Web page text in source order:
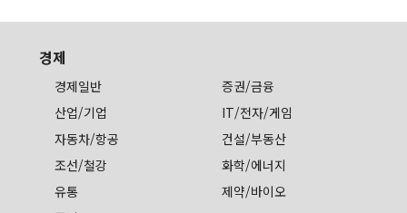
경제
경제일반
증권/금융
산업/기업
IT/전자/게임
자동차/항공
건설/부동산
조선/철강
화학/에너지
유통
제약/바이오